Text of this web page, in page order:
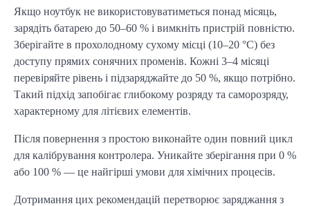
Якщо ноутбук не використовуватиметься понад місяць,
зарядіть батарею до 50–60 % і вимкніть пристрій повністю.
Зберігайте в прохолодному сухому місці (10–20 °C) без
доступу прямих сонячних променів. Кожні 3–4 місяці
перевіряйте рівень і підзаряджайте до 50 %, якщо потрібно.
Такий підхід запобігає глибокому розряду та саморозряду,
характерному для літієвих елементів.
Після повернення з простою виконайте один повний цикл
для калібрування контролера. Уникайте зберігання при 0 %
або 100 % — це найгірші умови для хімічних процесів.
Дотримання цих рекомендацій перетворює заряджання з